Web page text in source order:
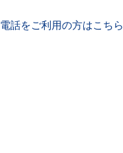
電話をご利用の方はこちら